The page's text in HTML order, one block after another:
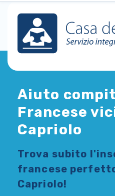
Aiuto
Francese
Capriolo
Trova subito l'
francese
Capriolo!